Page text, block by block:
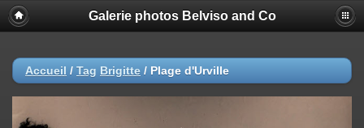
Galerie photos Belviso and Co
Accueil / Tag Brigitte / Plage d'Urville